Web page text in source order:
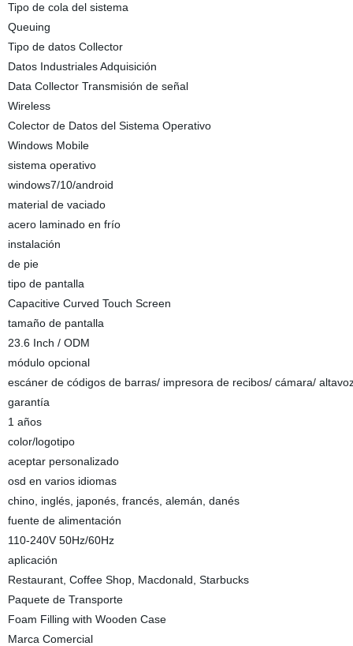
Tipo de cola del sistema
Queuing
Tipo de datos Collector
Datos Industriales Adquisición
Data Collector Transmisión de señal
Wireless
Colector de Datos del Sistema Operativo
Windows Mobile
sistema operativo
windows7/10/android
material de vaciado
acero laminado en frío
instalación
de pie
tipo de pantalla
Capacitive Curved Touch Screen
tamaño de pantalla
23.6 Inch / ODM
módulo opcional
escáner de códigos de barras/ impresora de recibos/ cámara/
garantía
1 años
color/logotipo
aceptar personalizado
osd en varios idiomas
chino, inglés, japonés, francés, alemán, danés
fuente de alimentación
110-240V 50Hz/60Hz
aplicación
Restaurant, Coffee Shop, Macdonald, Starbucks
Paquete de Transporte
Foam Filling with Wooden Case
Marca Comercial